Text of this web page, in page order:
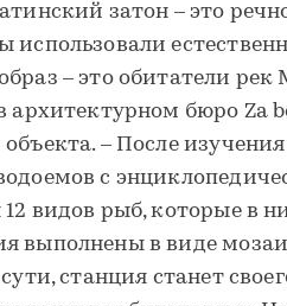
затон – это
использовали
– это обитатели рек
архитектурном бюро Za
– После
с
видов рыб, которые в
выполнены в виде
станция станет